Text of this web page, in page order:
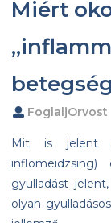
Miért
FoglaljOrvost
Mit is jelent
gyulladást
olyan